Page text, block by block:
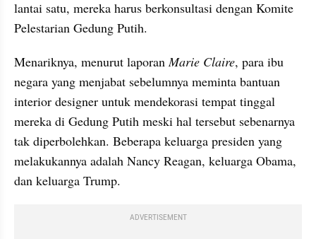
lantai satu, mereka harus berkonsultasi dengan Komite
Pelestarian Gedung Putih.
Menariknya, menurut laporan Marie Claire, para ibu
negara yang menjabat sebelumnya meminta bantuan
interior designer untuk mendekorasi tempat tinggal
mereka di Gedung Putih meski hal tersebut sebenarnya
tak diperbolehkan. Beberapa keluarga presiden yang
melakukannya adalah Nancy Reagan, keluarga Obama,
dan keluarga Trump.
ADVERTISEMENT